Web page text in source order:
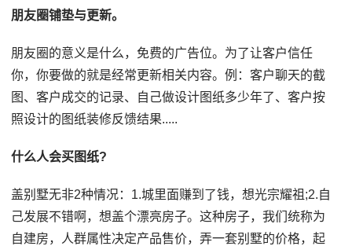
朋友圈铺垫与更新。
朋友圈的意义是什么，免费的广告位。为了让客户信任
你，你要做的就是经常更新相关内容。例：客户聊天的截
图、客户成交的记录、自己做设计图纸多少年了、客户按
照设计的图纸装修反馈结果.....
什么人会买图纸?
盖别墅无非2种情况：1.城里面赚到了钱，想光宗耀祖;2.自
己发展不错啊，想盖个漂亮房子。这种房子，我们统称为
自建房，人群属性决定产品售价，弄一套别墅的价格，起